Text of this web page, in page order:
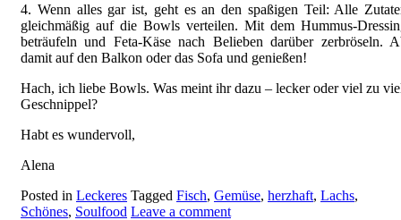
4. Wenn alles gar ist, geht es an den spaßigen Teil: Alle
gleichmäßig auf die Bowls verteilen. Mit dem Hummus-
beträufeln und Feta-Käse nach Belieben darüber zerbröseln.
damit auf den Balkon oder das Sofa und genießen!
Hach, ich liebe Bowls. Was meint ihr dazu – lecker oder viel zu
Geschnippel?
Habt es wundervoll,
Alena
Posted in Leckeres Tagged Fisch, Gemüse, herzhaft, Lachs,
Schönes, Soulfood Leave a comment